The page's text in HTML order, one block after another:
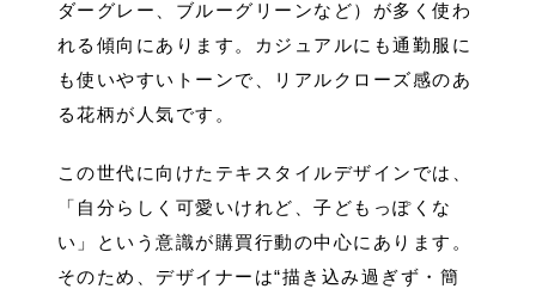
ダーグレー、ブルーグリーンなど）が多く使わ
れる傾向にあります。カジュアルにも通勤服に
も使いやすいトーンで、リアルクローズ感のあ
る花柄が人気です。
この世代に向けたテキスタイルデザインでは、
「自分らしく可愛いけれど、子どもっぽくな
い」という意識が購買行動の中心にあります。
そのため、デザイナーは“描き込み過ぎず・簡